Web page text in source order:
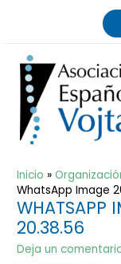
Inicio
WhatsApp Image
WHATSAPP
20.38.56
Deja un